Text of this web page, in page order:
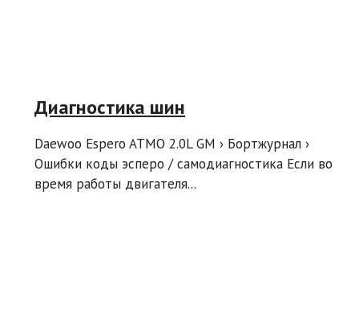
Диагностика шин
Daewoo Espero ATMO 2.0L GM › Бортжурнал ›
Ошибки коды эсперо / самодиагностика Если во
время работы двигателя...